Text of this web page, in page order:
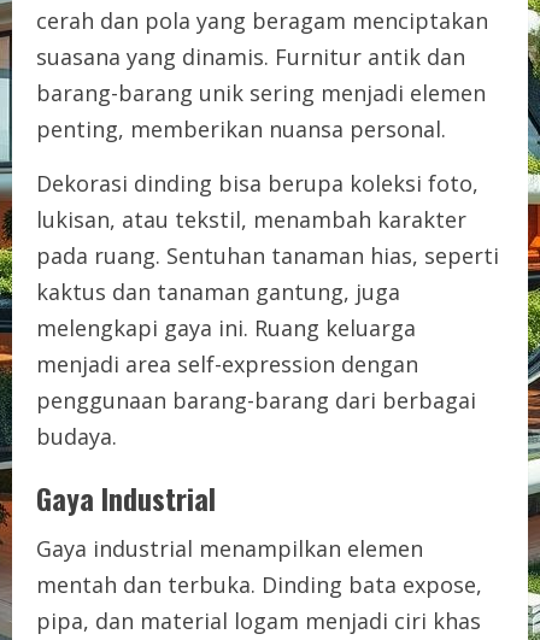
cerah dan pola yang beragam menciptakan
suasana yang dinamis. Furnitur antik dan
barang-barang unik sering menjadi elemen
penting, memberikan nuansa personal.
Dekorasi dinding bisa berupa koleksi foto,
lukisan, atau tekstil, menambah karakter
pada ruang. Sentuhan tanaman hias, seperti
kaktus dan tanaman gantung, juga
melengkapi gaya ini. Ruang keluarga
menjadi area self-expression dengan
penggunaan barang-barang dari berbagai
budaya.
Gaya Industrial
Gaya industrial menampilkan elemen
mentah dan terbuka. Dinding bata expose,
pipa, dan material logam menjadi ciri khas